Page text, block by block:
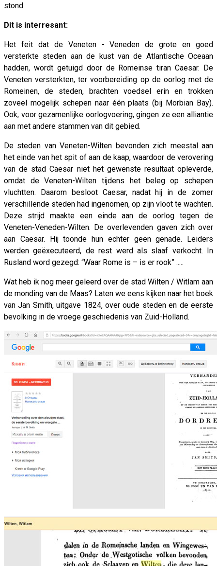
stond.
Dit is interresant:
Het feit dat de Veneten - Veneden de grote en goed
versterkte steden aan de kust van de Atlantische Oceaan
hadden, wordt getuigd door de Romeinse tiran Caesar. De
Veneten versterkten, ter voorbereiding op de oorlog met de
Romeinen, de steden, brachten voedsel erin en trokken
zoveel mogelijk schepen naar één plaats (bij Morbian Bay).
Ook, voor gezamenlijke oorlogvoering, gingen ze een alliantie
aan met andere stammen van dit gebied.
De steden van Veneten-Wilten bevonden zich meestal aan
het einde van het spit of aan de kaap, waardoor de verovering
van de stad Caesar niet het gewenste resultaat opleverde,
omdat de Veneten-Wilten tijdens het beleg op schepen
vluchtten. Daarom besloot Caesar, nadat hij in de zomer
verschillende steden had ingenomen, op zijn vloot te wachten.
Deze strijd maakte een einde aan de oorlog tegen de
Veneten-Veneden-Wilten. De overlevenden gaven zich over
aan Caesar. Hij toonde hun echter geen genade. Leiders
werden geëxecuteerd, de rest werd als slaaf verkocht. In
Rusland word gezegd: “Waar Rome is – is er rook” .....
Wat heb ik nog meer geleerd over de stad Wilten / Witlam aan
de monding van de Maas? Laten we eens kijken naar het boek
van Jan Smith, uitgave 1824, over oude steden en de eerste
bevolking in de vroege geschiedenis van Zuid-Holland.